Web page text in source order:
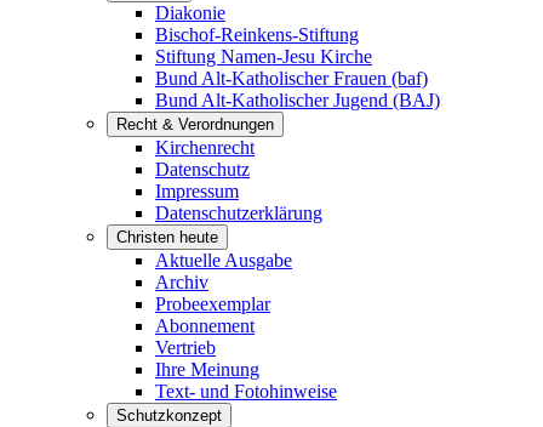
Diakonie
Bischof-Reinkens-Stiftung
Stiftung Namen-Jesu Kirche
Bund Alt-Katholischer Frauen (baf)
Bund Alt-Katholischer Jugend (BAJ)
Recht & Verordnungen
Kirchenrecht
Datenschutz
Impressum
Datenschutzerklärung
Christen heute
Aktuelle Ausgabe
Archiv
Probeexemplar
Abonnement
Vertrieb
Ihre Meinung
Text- und Fotohinweise
Schutzkonzept